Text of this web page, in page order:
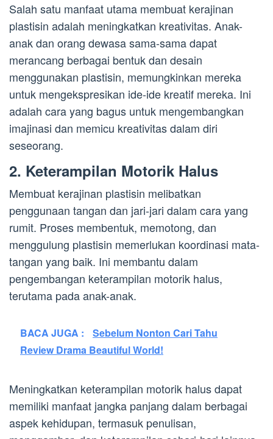
Salah satu manfaat utama membuat kerajinan
plastisin adalah meningkatkan kreativitas. Anak-
anak dan orang dewasa sama-sama dapat
merancang berbagai bentuk dan desain
menggunakan plastisin, memungkinkan mereka
untuk mengekspresikan ide-ide kreatif mereka. Ini
adalah cara yang bagus untuk mengembangkan
imajinasi dan memicu kreativitas dalam diri
seseorang.
2. Keterampilan Motorik Halus
Membuat kerajinan plastisin melibatkan
penggunaan tangan dan jari-jari dalam cara yang
rumit. Proses membentuk, memotong, dan
menggulung plastisin memerlukan koordinasi mata-
tangan yang baik. Ini membantu dalam
pengembangan keterampilan motorik halus,
terutama pada anak-anak.
BACA JUGA :
Sebelum Nonton Cari Tahu
Review Drama Beautiful World!
Meningkatkan keterampilan motorik halus dapat
memiliki manfaat jangka panjang dalam berbagai
aspek kehidupan, termasuk penulisan,